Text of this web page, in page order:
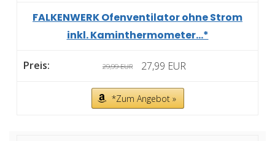
FALKENWERK Ofenventilator ohne Strom
inkl. Kaminthermometer...*
29,99 EUR 27,99 EUR
*Zum Angebot »